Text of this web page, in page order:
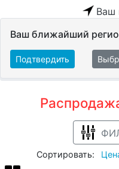
Ваш
Ваш ближайший
Подтвердить
Сортировать: